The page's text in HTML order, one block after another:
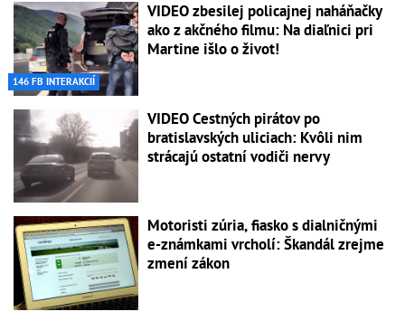
146 FB INTERAKCIÍ
VIDEO zbesilej policajnej naháňačky
ako z akčného filmu: Na diaľnici pri
Martine išlo o život!
VIDEO Cestných pirátov po
bratislavských uliciach: Kvôli nim
strácajú ostatní vodiči nervy
Motoristi zúria, fiasko s dialničnými
e-známkami vrcholí: Škandál zrejme
zmení zákon